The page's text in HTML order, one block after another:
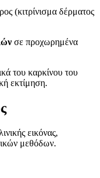
(κιτρίνισμα δέρματος
σε προχωρημένα
του καρκίνου του
εκτίμηση.
εικόνας,
μεθόδων.